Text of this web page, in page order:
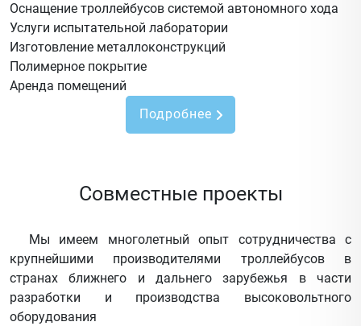
Оснащение троллейбусов системой автономного хода
Услуги испытательной лаборатории
Изготовление металлоконструкций
Полимерное покрытие
Аренда помещений
Подробнее
Совместные проекты
Мы имеем многолетный опыт сотрудничества с
крупнейшими производителями троллейбусов в
странах ближнего и дальнего зарубежья в части
разработки и производства высоковольтного
оборудования